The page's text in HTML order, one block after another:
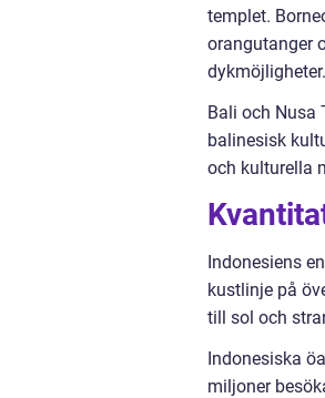
templet.
orangutanger
dykmöjligheter.
Bali och Nusa
balinesisk
och kulturella
Indonesiens
kustlinje på
till sol och
Indonesiska
miljoner